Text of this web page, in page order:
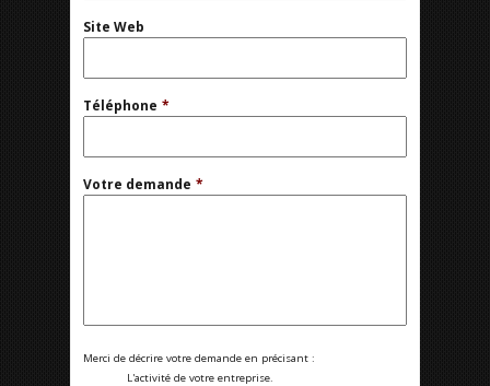
Site Web
Téléphone *
Votre demande *
Merci de décrire votre demande en précisant :
L'activité de votre entreprise.